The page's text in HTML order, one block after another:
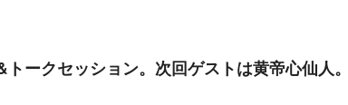
ークセッション。 次回ゲストは黄帝心仙人